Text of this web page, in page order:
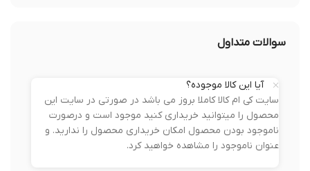
سوالات متداول
آیا این کالا موجوده؟
سایت کی ام کالا کاملا بروز می باشد در صورتی در سایت این
محصول را میتوانید خریداری کنید موجود است و درصورت
ناموجود بودن محصول امکان خریداری محصول را ندارید. و
عنوان ناموجود را مشاهده خواهید کرد.